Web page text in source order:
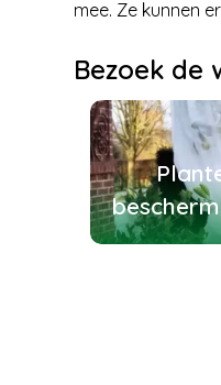
mee. Ze kunnen
Bezoek de